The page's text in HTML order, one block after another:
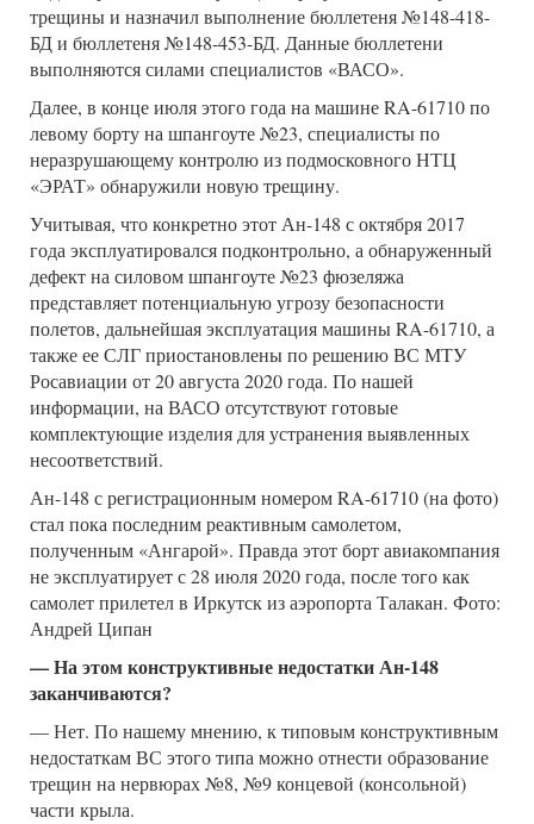
трещины и назначил выполнение бюллетеня №148-418-
БД и бюллетеня №148-453-БД. Данные бюллетени
выполняются силами специалистов «ВАСО».
Далее, в конце июля этого года на машине RA-61710 по
левому борту на шпангоуте №23, специалисты по
неразрушающему контролю из подмосковного НТЦ
«ЭРАТ» обнаружили новую трещину.
Учитывая, что конкретно этот Ан-148 с октября 2017
года эксплуатировался подконтрольно, а обнаруженный
дефект на силовом шпангоуте №23 фюзеляжа
представляет потенциальную угрозу безопасности
полетов, дальнейшая эксплуатация машины RA-61710, а
также ее СЛГ приостановлены по решению ВС МТУ
Росавиации от 20 августа 2020 года. По нашей
информации, на ВАСО отсутствуют готовые
комплектующие изделия для устранения выявленных
несоответствий.
Ан-148 с регистрационным номером RA-61710 (на фото)
стал пока последним реактивным самолетом,
полученным «Ангарой». Правда этот борт авиакомпания
не эксплуатирует с 28 июля 2020 года, после того как
самолет прилетел в Иркутск из аэропорта Талакан. Фото:
Андрей Ципан
— На этом конструктивные недостатки Ан-148
заканчиваются?
— Нет. По нашему мнению, к типовым конструктивным
недостаткам ВС этого типа можно отнести образование
трещин на нервюрах №8, №9 концевой (консольной)
части крыла.